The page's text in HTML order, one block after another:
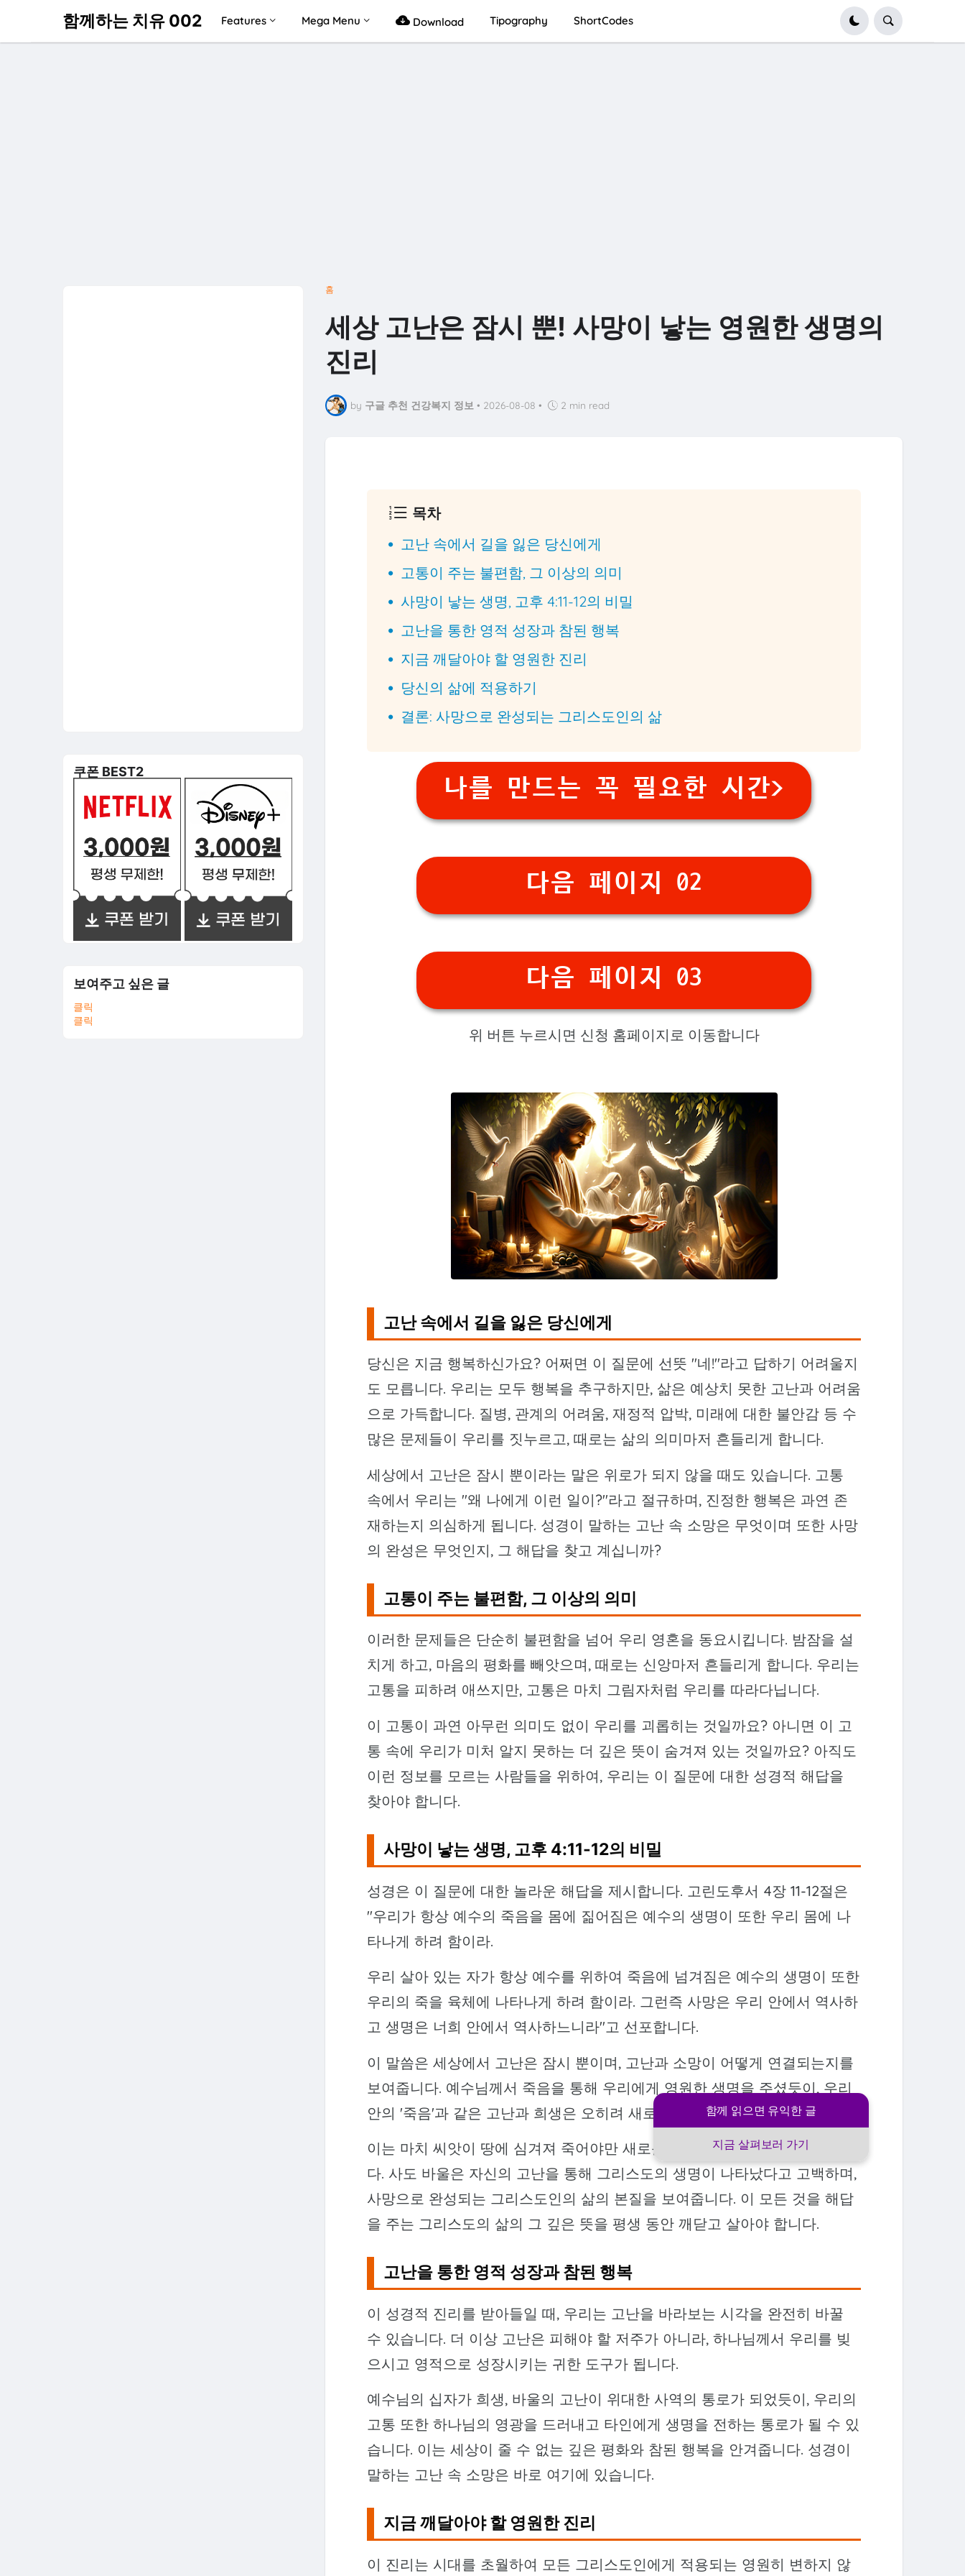
함께하는 치유 002 Features Mega Menu Download Tipography ShortCodes
홈
세상 고난은 잠시 뿐! 사망이 낳는 영원한 생명의
진리
by 구글 추천 건강복지 정보 • 2026-08-08 • 2 min read
목차
고난 속에서 길을 잃은 당신에게
고통이 주는 불편함, 그 이상의 의미
사망이 낳는 생명, 고후 4:11-12의 비밀
고난을 통한 영적 성장과 참된 행복
지금 깨달아야 할 영원한 진리
당신의 삶에 적용하기
결론: 사망으로 완성되는 그리스도인의 삶
나를 만드는 꼭 필요한 시간>
다음 페이지 02
다음 페이지 03
위 버튼 누르시면 신청 홈페이지로 이동합니다
함께 읽으면 유익한 글
지금 살펴보러 가기
고난 속에서 길을 잃은 당신에게
당신은 지금 행복하신가요? 어쩌면 이 질문에 선뜻 "네!"라고 답하기 어려울지
도 모릅니다. 우리는 모두 행복을 추구하지만, 삶은 예상치 못한 고난과 어려움
으로 가득합니다. 질병, 관계의 어려움, 재정적 압박, 미래에 대한 불안감 등 수
많은 문제들이 우리를 짓누르고, 때로는 삶의 의미마저 흔들리게 합니다.
세상에서 고난은 잠시 뿐이라는 말은 위로가 되지 않을 때도 있습니다. 고통
속에서 우리는 "왜 나에게 이런 일이?"라고 절규하며, 진정한 행복은 과연 존
재하는지 의심하게 됩니다. 성경이 말하는 고난 속 소망은 무엇이며 또한 사망
의 완성은 무엇인지, 그 해답을 찾고 계십니까?
고통이 주는 불편함, 그 이상의 의미
이러한 문제들은 단순히 불편함을 넘어 우리 영혼을 동요시킵니다. 밤잠을 설
치게 하고, 마음의 평화를 빼앗으며, 때로는 신앙마저 흔들리게 합니다. 우리는
고통을 피하려 애쓰지만, 고통은 마치 그림자처럼 우리를 따라다닙니다.
이 고통이 과연 아무런 의미도 없이 우리를 괴롭히는 것일까요? 아니면 이 고
통 속에 우리가 미처 알지 못하는 더 깊은 뜻이 숨겨져 있는 것일까요? 아직도
이런 정보를 모르는 사람들을 위하여, 우리는 이 질문에 대한 성경적 해답을
찾아야 합니다.
사망이 낳는 생명, 고후 4:11-12의 비밀
성경은 이 질문에 대한 놀라운 해답을 제시합니다. 고린도후서 4장 11-12절은
"우리가 항상 예수의 죽음을 몸에 짊어짐은 예수의 생명이 또한 우리 몸에 나
타나게 하려 함이라.
우리 살아 있는 자가 항상 예수를 위하여 죽음에 넘겨짐은 예수의 생명이 또한
우리의 죽을 육체에 나타나게 하려 함이라. 그런즉 사망은 우리 안에서 역사하
고 생명은 너희 안에서 역사하느니라"고 선포합니다.
이 말씀은 세상에서 고난은 잠시 뿐이며, 고난과 소망이 어떻게 연결되는지를
보여줍니다. 예수님께서 죽음을 통해 우리에게 영원한 생명을 주셨듯이, 우리
안의 '죽음'과 같은 고난과 희생은 오히려 새로운 생명을 낳는 통로가 됩니다.
이는 마치 씨앗이 땅에 심겨져 죽어야만 새로운 생명으로 싹트는 것과 같습니
다. 사도 바울은 자신의 고난을 통해 그리스도의 생명이 나타났다고 고백하며,
사망으로 완성되는 그리스도인의 삶의 본질을 보여줍니다. 이 모든 것을 해답
을 주는 그리스도의 삶의 그 깊은 뜻을 평생 동안 깨닫고 살아야 합니다.
고난을 통한 영적 성장과 참된 행복
이 성경적 진리를 받아들일 때, 우리는 고난을 바라보는 시각을 완전히 바꿀
수 있습니다. 더 이상 고난은 피해야 할 저주가 아니라, 하나님께서 우리를 빚
으시고 영적으로 성장시키는 귀한 도구가 됩니다.
예수님의 십자가 희생, 바울의 고난이 위대한 사역의 통로가 되었듯이, 우리의
고통 또한 하나님의 영광을 드러내고 타인에게 생명을 전하는 통로가 될 수 있
습니다. 이는 세상이 줄 수 없는 깊은 평화와 참된 행복을 안겨줍니다. 성경이
말하는 고난 속 소망은 바로 여기에 있습니다.
지금 깨달아야 할 영원한 진리
이 진리는 시대를 초월하여 모든 그리스도인에게 적용되는 영원히 변하지 않
쿠폰 BEST2
보여주고 싶은 글
클릭
클릭